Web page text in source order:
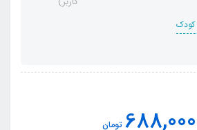
کودک
688,000 تومان